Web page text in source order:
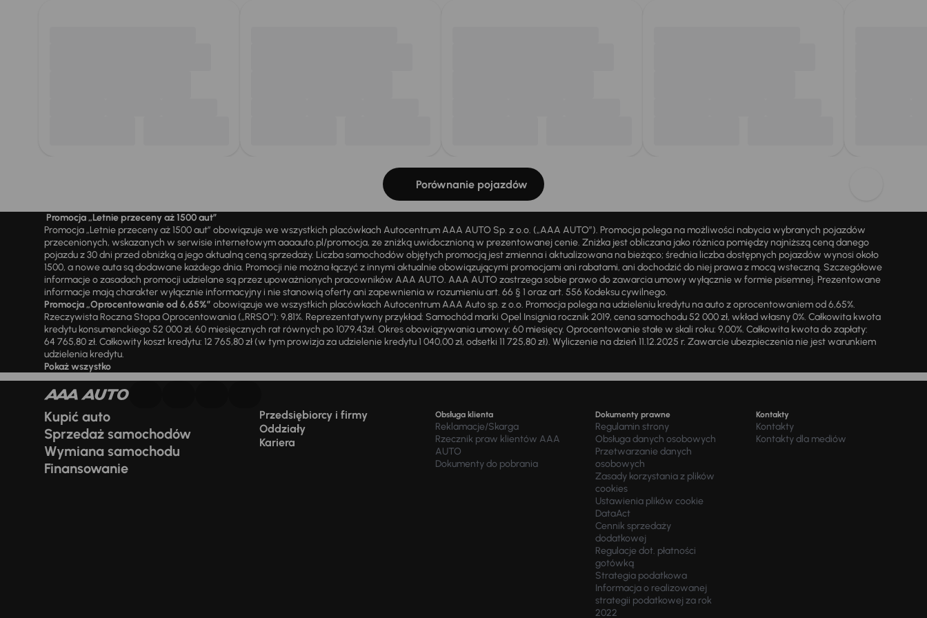
Porównanie pojazdów
Promocja „Letnie przeceny aż 1500 aut”
Promocja „Letnie przeceny aż 1500 aut” obowiązuje we wszystkich placówkach Autocentrum AAA AUTO Sp. z o.o. („AAA AUTO”). Promocja polega na możliwości nabycia wybranych pojazdów
przecenionych, wskazanych w serwisie internetowym aaaauto.pl/promocja, ze zniżką uwidocznioną w prezentowanej cenie. Zniżka jest obliczana jako różnica pomiędzy najniższą ceną danego
pojazdu z 30 dni przed obniżką a jego aktualną ceną sprzedaży. Liczba samochodów objętych promocją jest zmienna i aktualizowana na bieżąco; średnia liczba dostępnych pojazdów wynosi około
1500, a nowe auta są dodawane każdego dnia. Promocji nie można łączyć z innymi aktualnie obowiązującymi promocjami ani rabatami, ani dochodzić do niej prawa z mocą wsteczną. Szczegółowe
informacje o zasadach promocji udzielane są przez upoważnionych pracowników AAA AUTO. AAA AUTO zastrzega sobie prawo do zawarcia umowy wyłącznie w formie pisemnej. Prezentowane
informacje mają charakter wyłącznie informacyjny i nie stanowią oferty ani zapewnienia w rozumieniu art. 66 § 1 oraz art. 556 Kodeksu cywilnego.
Promocja „Oprocentowanie od 6,65%” obowiązuje we wszystkich placówkach Autocentrum AAA Auto sp. z o.o. Promocja polega na udzieleniu kredytu na auto z oprocentowaniem od 6,65%.
Rzeczywista Roczna Stopa Oprocentowania („RRSO“): 9,81%. Reprezentatywny przykład: Samochód marki Opel Insignia rocznik 2019, cena samochodu 52 000 zł, wkład własny 0%. Całkowita kwota
kredytu konsumenckiego 52 000 zł, 60 miesięcznych rat równych po 1079,43zł. Okres obowiązywania umowy: 60 miesięcy. Oprocentowanie stałe w skali roku: 9,00%. Całkowita kwota do zapłaty:
64 765,80 zł. Całkowity koszt kredytu: 12 765,80 zł (w tym prowizja za udzielenie kredytu 1 040,00 zł, odsetki 11 725,80 zł). Wyliczenie na dzień 11.12.2025 r. Zawarcie ubezpieczenia nie jest warunkiem
udzielenia kredytu.
Pokaż wszystko
Kupić auto
Sprzedaż samochodów
Wymiana samochodu
Finansowanie
Przedsiębiorcy i firmy
Oddziały
Kariera
Obsługa klienta
Reklamacje/Skarga
Rzecznik praw klientów AAA
AUTO
Dokumenty do pobrania
Dokumenty prawne
Regulamin strony
Obsługa danych osobowych
Przetwarzanie danych
osobowych
Zasady korzystania z plików
cookies
Ustawienia plików cookie
DataAct
Cennik sprzedaży
dodatkowej
Regulacje dot. płatności
gotówką
Strategia podatkowa
Informacja o realizowanej
strategii podatkowej za rok
2022
Kontakty
Kontakty
Kontakty dla mediów